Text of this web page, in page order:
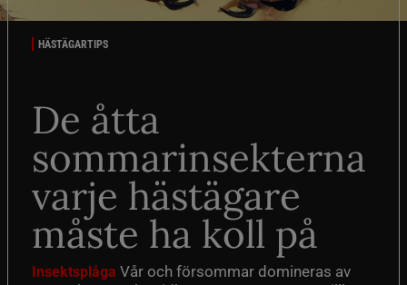
HÄSTÄGARTIPS
De åtta
sommarinsekterna
varje hästägare
måste ha koll på
Insektsplåga Vår och försommar domineras av